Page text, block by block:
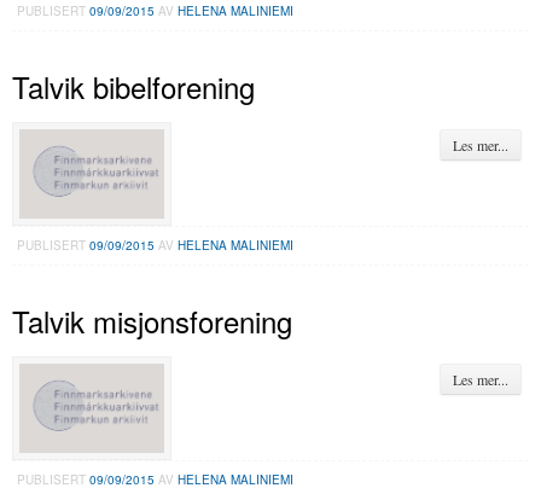
PUBLISERT09/09/2015 AVHELENA MALINIEMI
Talvik bibelforening
Les mer...
PUBLISERT09/09/2015 AVHELENA MALINIEMI
Talvik misjonsforening
Les mer...
PUBLISERT09/09/2015 AVHELENA MALINIEMI